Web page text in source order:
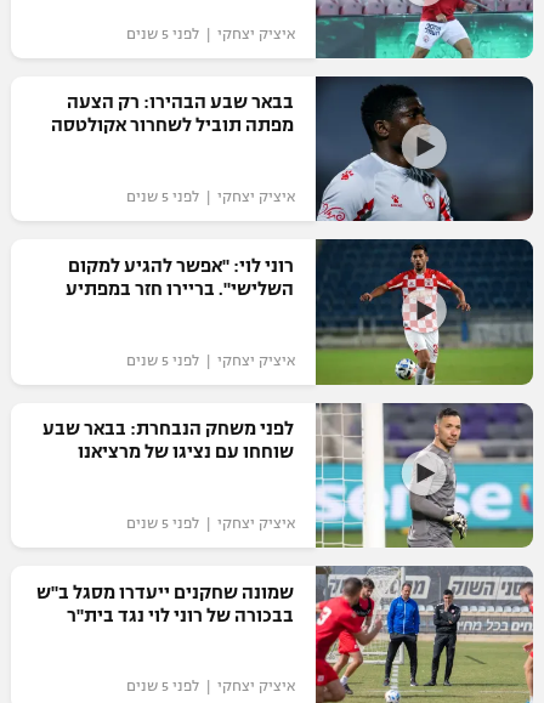
"מחצית בשכונה" – פודקאסט
משתתפים וזוכים בפרסים
תקנון משתתפים וזוכים בפרסים
תקנון עבור פעילות אלקטרה
תקנון עבור פעילות ספורט 1 – "מרלן"
גיימינג E-Sports
תנאי שימוש
מדיניות פרטיות
תקנון פעילות ספורט 1
רשיון להקרנה פומבית לבית עסק
הצטרפות לחבילת הערוצים
לוח דרושים – ג'ובנט
אופניים
ספורט מוטורי
כדורמים
פוטבול אמריקאי NFL
בייסבול MLB
ספורט אתגרי ואקסטרים
אומנויות לחימה
גיימינג E-Sports
איציק יצחקי | לפני 5 שנים
בבאר שבע הבהירו: רק הצעה
מפתה תוביל לשחרור אקולטסה
איציק יצחקי | לפני 5 שנים
רוני לוי: "אפשר להגיע למקום
השלישי". בריירו חזר במפתיע
איציק יצחקי | לפני 5 שנים
לפני משחק הנבחרת: בבאר שבע
שוחחו עם נציגו של מרציאנו
איציק יצחקי | לפני 5 שנים
שמונה שחקנים ייעדרו מסגל ב"ש
בבכורה של רוני לוי נגד בית"ר
איציק יצחקי | לפני 5 שנים